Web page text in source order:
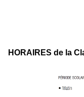
HORAIRES de la